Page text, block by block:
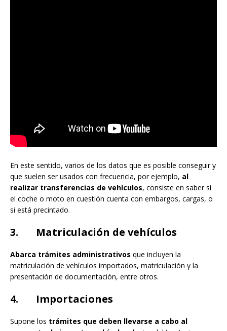
En este sentido, varios de los datos que es posible conseguir y
que suelen ser usados con frecuencia, por ejemplo, al
realizar transferencias de vehículos, consiste en saber si
el coche o moto en cuestión cuenta con embargos, cargas, o
si está precintado.
3. Matriculación de vehículos
Abarca trámites administrativos que incluyen la
matriculación de vehículos importados, matriculación y la
presentación de documentación, entre otros.
4. Importaciones
Supone los trámites que deben llevarse a cabo al